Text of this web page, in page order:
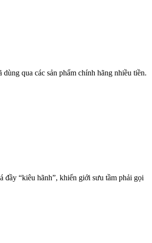
qua các sản phẩm chính hãng nhiều tiền.
“kiêu hãnh”, khiến giới sưu tầm phải gọi